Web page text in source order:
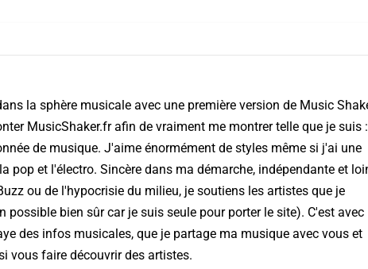
la sphère musicale avec une première version de Music
MusicShaker.fr afin de vraiment me montrer telle que je suis :
de musique. J'aime énormément de styles même si j'ai une
pop et l'électro. Sincère dans ma démarche, indépendante et
ou de l'hypocrisie du milieu, je soutiens les artistes que je
possible bien sûr car je suis seule pour porter le site). C'est avec
des infos musicales, que je partage ma musique avec vous et
vous faire découvrir des artistes.